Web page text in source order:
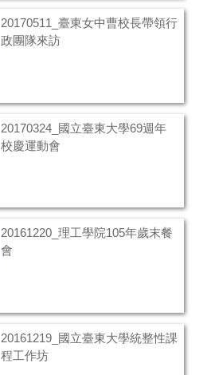
20170511_臺東女中曹校長帶領行
政團隊來訪
20170324_國立臺東大學69週年
校慶運動會
20161220_理工學院105年歲末餐
會
20161219_國立臺東大學統整性課
程工作坊